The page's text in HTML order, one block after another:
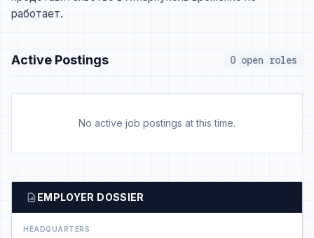
работает.
Active Postings 0 open roles
No active job postings at this time.
EMPLOYER DOSSIER
HEADQUARTERS